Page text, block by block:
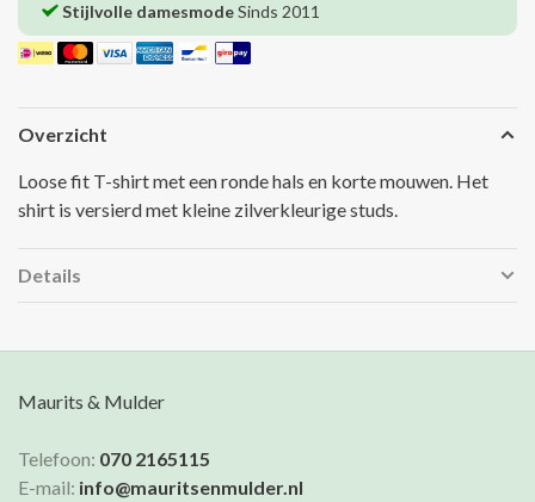
Stijlvolle damesmodeSinds 2011
Overzicht
Loose fit T-shirt met een ronde hals en korte mouwen. Het
shirt is versierd met kleine zilverkleurige studs.
Details
Maurits & Mulder
Telefoon: 070 2165115
E-mail: info@mauritsenmulder.nl